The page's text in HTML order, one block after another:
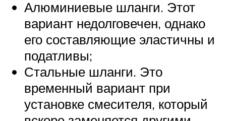
Алюминиевые шланги. Этот
вариант недолговечен, однако
его составляющие эластичны и
податливы;
Стальные шланги. Это
временный вариант при
установке смесителя, который